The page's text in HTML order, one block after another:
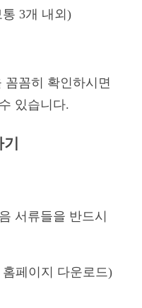
3개 내외)
꼼꼼히 확인하시면
있습니다.
서류들을 반드시
페이지 다운로드)